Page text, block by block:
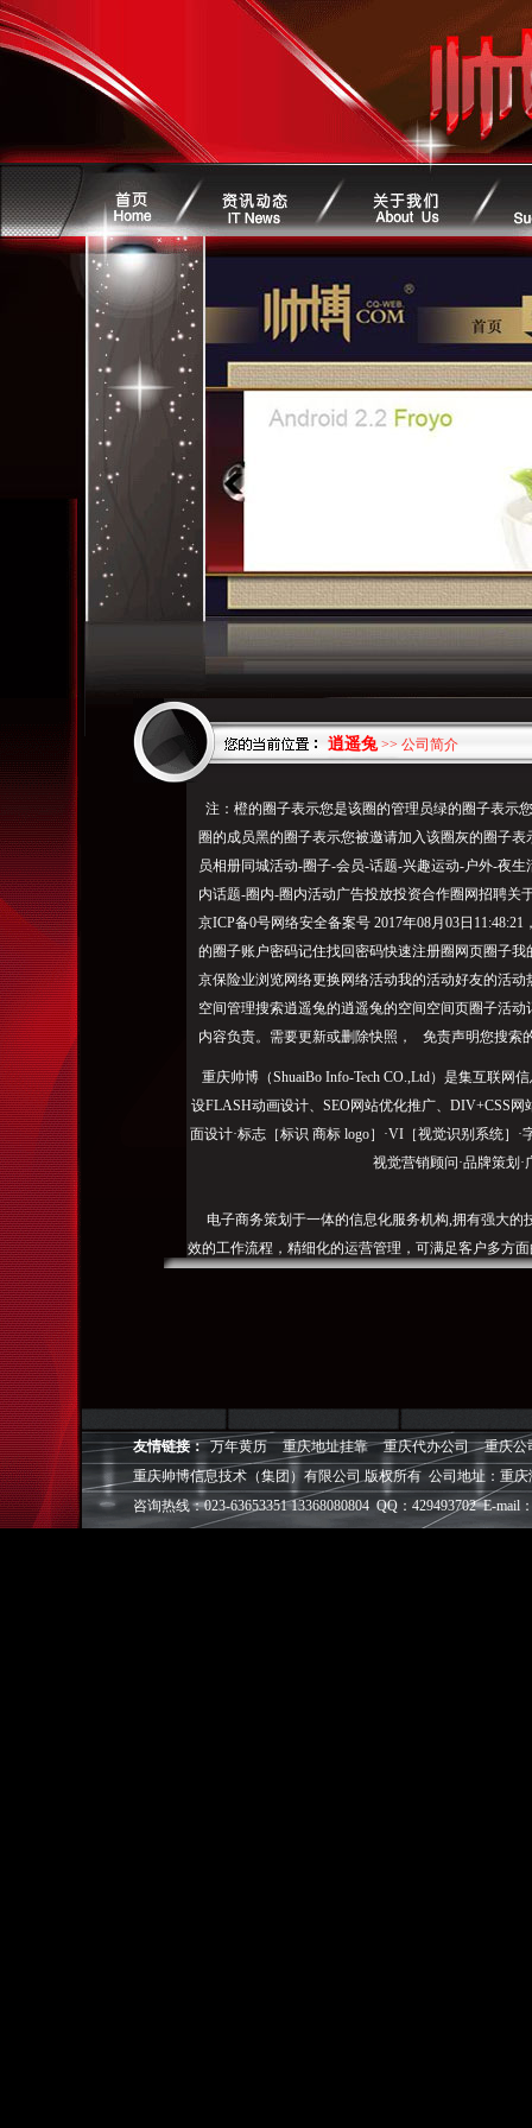
逍遥兔>> 公司简介
注：橙的圈子表示您是该圈的管理员绿的圈子表示
圈的成员黑的圈子表示您被邀请加入该圈灰的圈子
员相册同城活动-圈子-会员-话题-兴趣运动-户外-夜
内话题-圈内-圈内活动广告投放投资合作圈网招聘关
京ICP备0号网络安全备案号 2017年08月03日11:48:21
的圈子账户密码记住找回密码快速注册圈网页圈子
京保险业浏览网络更换网络活动我的活动好友的活
空间管理搜索逍遥兔的逍遥兔的空间空间页圈子活
内容负责。需要更新或删除快照， 免责声明您搜索
重庆帅博（ShuaiBo Info-Tech CO.,Ltd）是集互联网
设FLASH动画设计、SEO网站优化推广、DIV+CSS
面设计·标志［标识 商标 logo］·VI［视觉识别系统］·
视觉营销顾问·品牌策划
电子商务策划于一体的信息化服务机构,拥有强大的
效的工作流程，精细化的运营管理，可满足客户多方
◎帅博——用灵魂来设计，我
◎帅博——网络营销
◎ 帅博——专业的团队
◎帅博——让网站突显
友情链接： 万年黄历 重庆地址挂靠 重庆代办公司
重庆公
重庆帅博信息技术（集团）有限公司 版权所有 公司地址：重
咨询热线：023-63653351 13368080804 QQ：429493702 E-mail